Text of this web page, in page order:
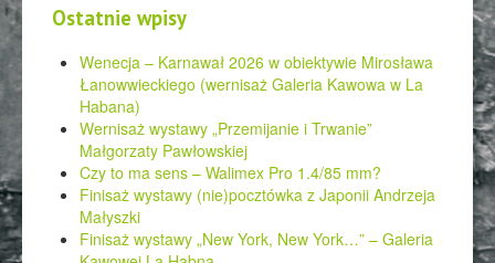
Ostatnie wpisy
Wenecja – Karnawał 2026 w obiektywie Mirosława
Łanowwieckiego (wernisaż Galeria Kawowa w La
Habana)
Wernisaż wystawy „Przemijanie i Trwanie”
Małgorzaty Pawłowskiej
Czy to ma sens – Walimex Pro 1.4/85 mm?
Finisaż wystawy (nie)pocztówka z Japonii Andrzeja
Małyszki
Finisaż wystawy „New York, New York…” – Galeria